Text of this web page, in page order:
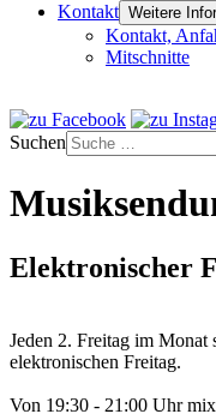
Kontakt Weitere
Kontakt,
Mitschnitte
Suchen
Elektronischer
Jeden 2. Freitag im
elektronischen Freitag.
Von 19:30 - 21:00 Uhr